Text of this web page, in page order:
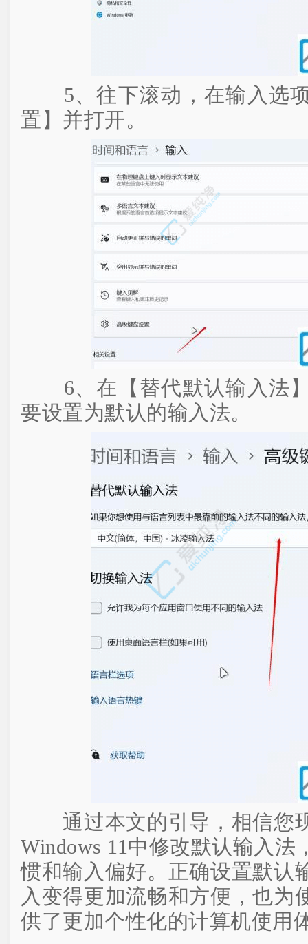
5、往下滚动，在输入选项
置】并打开。
6、在【替代默认输入法】
要设置为默认的输入法。
通过本文的引导，相信您
Windows 11中修改默认输入法
惯和输入偏好。正确设置默认
入变得更加流畅和方便，也为
供了更加个性化的计算机使用